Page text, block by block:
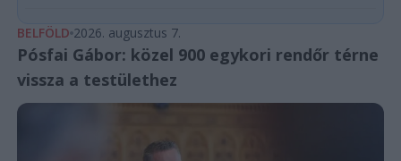
BELFÖLD 2026. augusztus 7.
Pósfai Gábor: közel 900 egykori rendőr térne
vissza a testülethez